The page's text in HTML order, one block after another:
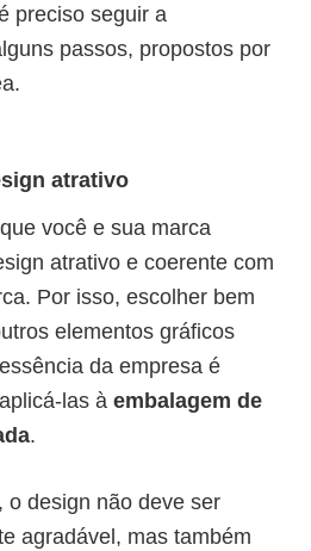
preciso seguir a
passos, propostos por
atrativo
você e sua marca
atrativo e coerente com
Por isso, escolher bem
elementos gráficos
da empresa é
las à embalagem de
.
o design não deve ser
agradável, mas também